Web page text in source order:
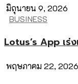
มิถุนายน 9, 2026
BUSINESS
Lotus’s App เร่
พฤษภาคม 22, 2026